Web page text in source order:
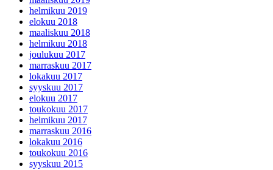
helmikuu 2019
elokuu 2018
maaliskuu 2018
helmikuu 2018
joulukuu 2017
marraskuu 2017
lokakuu 2017
syyskuu 2017
elokuu 2017
toukokuu 2017
helmikuu 2017
marraskuu 2016
lokakuu 2016
toukokuu 2016
syyskuu 2015